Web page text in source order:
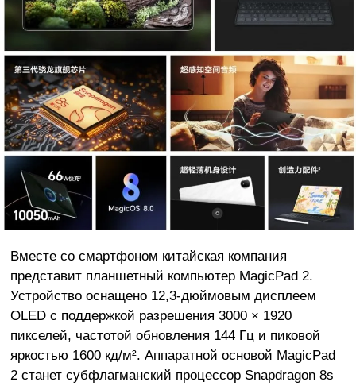
Вместе со смартфоном китайская компания
представит планшетный компьютер MagicPad 2.
Устройство оснащено 12,3-дюймовым дисплеем
OLED с поддержкой разрешения 3000 × 1920
пикселей, частотой обновления 144 Гц и пиковой
яркостью 1600 кд/м². Аппаратной основой MagicPad
2 станет субфлагманский процессор Snapdragon 8s